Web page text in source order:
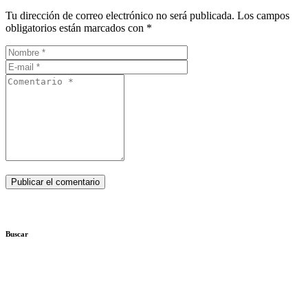
Tu dirección de correo electrónico no será publicada. Los campos
obligatorios están marcados con *
Buscar